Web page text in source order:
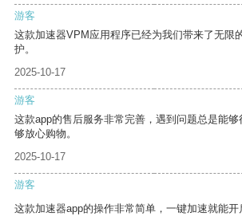
游客
这款加速器VPM应用程序已经为我们带来了无限
护。
2025-10-17
游客
这款app的售后服务非常完善，遇到问题总是能
够放心购物。
2025-10-17
游客
这款加速器app的操作非常简单，一键加速就能开